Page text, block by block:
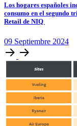
Los hogares españoles
consumo en el segundo
Retail de NIQ
09 Septiembre 2024